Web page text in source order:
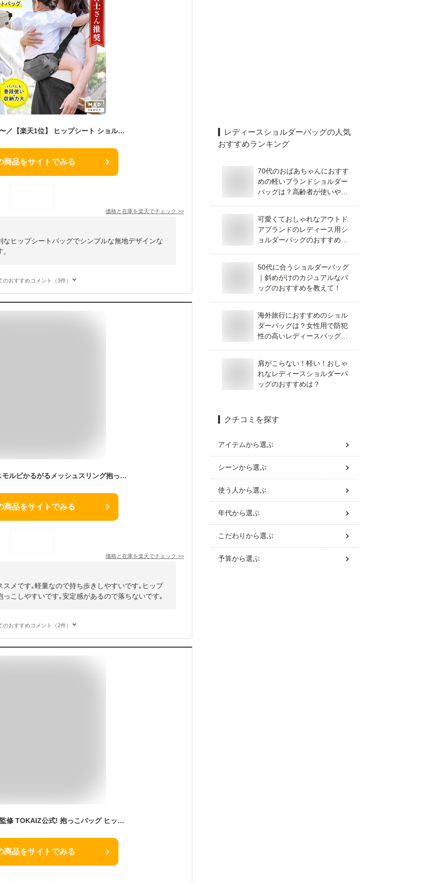
＼クーポンで3,992円〜／【楽天1位】 ヒップシート ショルダーバッグ 抱っこ紐 スリング 赤ちゃん 子供 抱っこバッグ 2way 抱っこひも ショルダー 人気 おしゃれ ウエストポーチ ボディバッグ 大容量 男女兼用 ユニセックス 保育園 幼稚園
商品をサイトでみる
価格と在庫を楽天でチェック >>
ヒップシートバッグでシンプルな無地デザインな
のおすすめコメント（3件）
【レビューで特典】スモルビかるがるメッシュスリング抱っこ紐 メッシュ 通気性抜群 通気性 夏 暑さ対策 ベビースリング ヒップシート 20kg コンパクト 軽量 サポートバッグ 片手抱っこ セカンド 抱っこひも
商品をサイトでみる
価格と在庫を楽天でチェック >>
メです｡軽量なので持ち歩きしやすいです｡ヒップ
こしやすいです｡安定感があるので落ちないです｡
のおすすめコメント（2件）
3000円OFF！ 保育士監修 TOKAIZ公式! 抱っこバッグ ヒップシート ショルダー ショルダーバッグ ダッコバッグ 大容量 抱っこ が できる バッグ 20kg ウエストポーチ 赤ちゃん 抱っこ紐 バッグ スリング 男性 女性 抱っこ 補助 子供 2WAY ベビースリング
商品をサイトでみる
レディースショルダーバッグの人気
おすすめランキング
70代のおばあちゃんにおすす
めの軽いブランドショルダー
バッグは？高齢者が使いやす
可愛くておしゃれなアウトド
アブランドのレディース用シ
ョルダーバッグのおすすめ
50代に合うショルダーバッグ
｜斜めがけのカジュアルなバ
ッグのおすすめを教えて！
海外旅行におすすめのショル
ダーバッグは？女性用で防犯
性の高いレディースバッグを
肩がこらない！軽い！おしゃ
れなレディースショルダーバ
ッグのおすすめは？
クチコミを探す
アイテムから選ぶ
シーンから選ぶ
使う人から選ぶ
年代から選ぶ
こだわりから選ぶ
予算から選ぶ